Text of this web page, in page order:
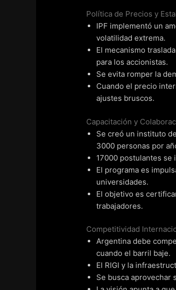
Política de Precios y
IPF implementó un
volatilidad extrema.
El mecanismo
para los accionistas.
Se evita romper la
Cuando el precio
ajustes bruscos.
Capacitación y
Se creó un instituto
3000 personas por
17000 postulantes se
El programa es
universidades.
El objetivo es
trabajadores.
Competitividad
Argentina debe
cuando el barril baje.
El RIGI y la
Se busca aprovechar